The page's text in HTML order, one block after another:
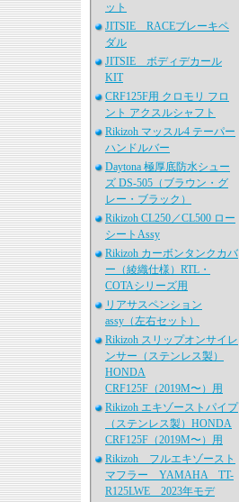
ット
JITSIE RACEブレーキペ
ダル
JITSIE ボディデカール
KIT
CRF125F用 クロモリ フロ
ント アクスルシャフト
Rikizoh マッスル4 テーパー
ハンドルバー
Daytona 極厚底防水シュー
ズ DS-505（ブラウン・グ
レー・ブラック）
Rikizoh CL250／CL500 ロー
シートAssy
Rikizoh カーボンタンクカバ
ー（綾織仕様）RTL・
COTAシリーズ用
リアサスペンション
assy（左右セット）
Rikizoh スリップオンサイレ
ンサー（ステンレス製）
HONDA
CRF125F（2019M〜）用
Rikizoh エキゾーストパイプ
（ステンレス製）HONDA
CRF125F（2019M〜）用
Rikizoh フルエキゾースト
マフラー YAMAHA TT-
R125LWE 2023年モデ